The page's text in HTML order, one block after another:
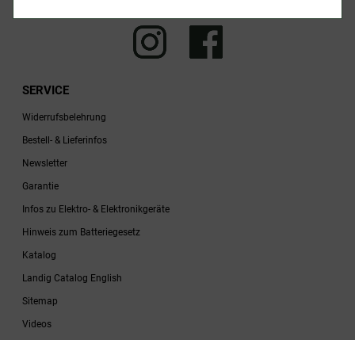
SERVICE
Widerrufsbelehrung
Bestell- & Lieferinfos
Newsletter
Garantie
Infos zu Elektro- & Elektronikgeräte
Hinweis zum Batteriegesetz
Katalog
Landig Catalog English
Sitemap
Videos